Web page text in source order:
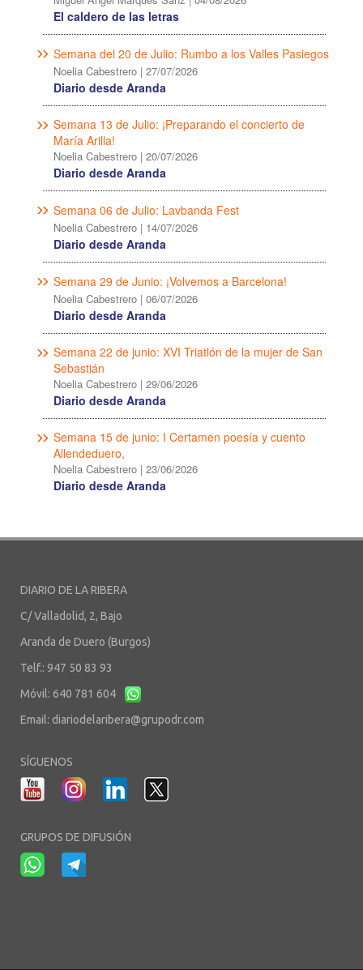
El caldero de las letras
Semana del 20 de Julio: Rumbo a los Valles Pasiegos
Noelia Cabestrero | 27/07/2026
Diario desde Aranda
Semana 13 de Julio: ¡Preparando el concierto de
María Arilla!
Noelia Cabestrero | 20/07/2026
Diario desde Aranda
Semana 06 de Julio: Lavbanda Fest
Noelia Cabestrero | 14/07/2026
Diario desde Aranda
Semana 29 de Junio: ¡Volvemos a Barcelona!
Noelia Cabestrero | 06/07/2026
Diario desde Aranda
Semana 22 de junio: XVI Triatlón de la mujer de San
Sebastián
Noelia Cabestrero | 29/06/2026
Diario desde Aranda
Semana 15 de junio: I Certamen poesía y cuento
Allendeduero,
Noelia Cabestrero | 23/06/2026
Diario desde Aranda
DIARIO DE LA RIBERA
C/ Valladolid, 2, Bajo
Aranda de Duero (Burgos)
Telf.: 947 50 83 93
Móvil: 640 781 604
Email: diariodelaribera@grupodr.com
SÍGUENOS
GRUPOS DE DIFUSIÓN